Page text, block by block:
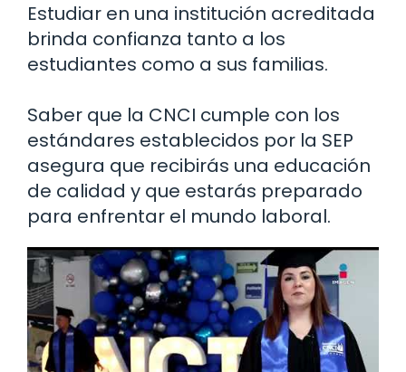
Estudiar en una institución acreditada
brinda confianza tanto a los
estudiantes como a sus familias.
Saber que la CNCI cumple con los
estándares establecidos por la SEP
asegura que recibirás una educación
de calidad y que estarás preparado
para enfrentar el mundo laboral.